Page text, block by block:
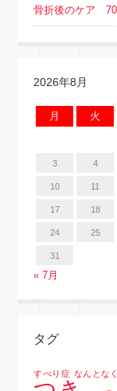
骨折後のケア
2026年8月
月 火
3 4
10 11
17 18
24 25
31
« 7月
タグ
すべり症 なんとな